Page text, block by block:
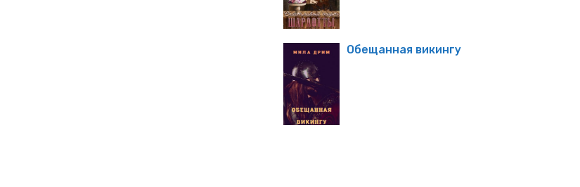
Обещанная викингу